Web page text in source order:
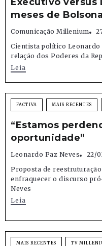
meses de
Comunicação Millenium
Cientista político Leonardo
relação dos Poderes da
Leia
FACTIVA MAIS RECENTES
“Estamos
oportunidade”
Leonardo Paz Neves
22/
Proposta de
enfraquecer o discurso
Neves
Leia
MAIS RECENTES TV